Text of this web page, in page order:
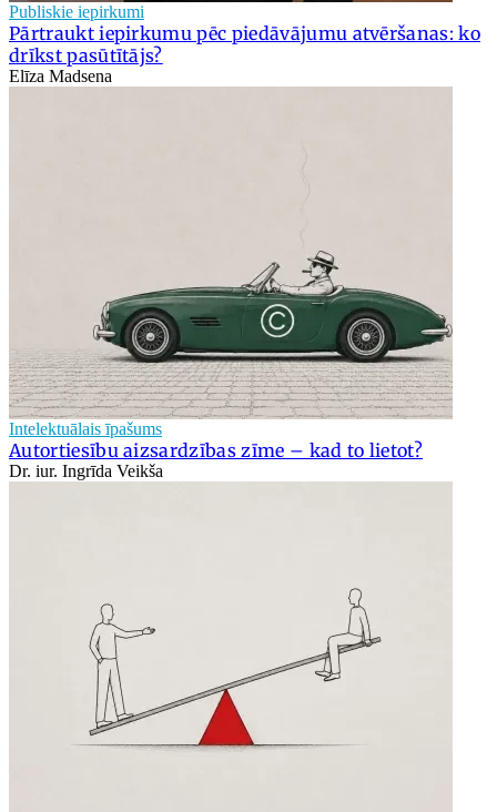
Publiskie iepirkumi
Pārtraukt iepirkumu pēc piedāvājumu atvēršanas: ko
drīkst pasūtītājs?
Elīza Madsena
Intelektuālais īpašums
Autortiesību aizsardzības zīme – kad to lietot?
Dr. iur. Ingrīda Veikša